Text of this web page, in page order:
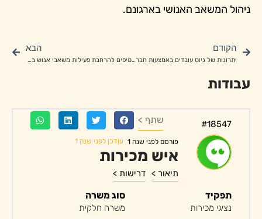
ניהול המשאב האנושי בארגונם.
הקודם
יתרונות של גיוס עובדים באמצעות חברת כוח אדם
הבא
טיפים להרחבת פעילות משאבי אנוש ביעילות ללא הגדלת עלויות
עבודות
#18547 שתף >
פורסם לפני שנה 1 עודכן לפני שנה 1
איש מכירות
תיאור > דרישות >
תפקיד
נציגי מכירות
סוג משרה
משרה חלקית